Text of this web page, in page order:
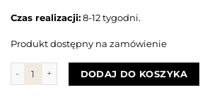
Czas realizacji:8-12 tygodni.
Produkt dostępny na zamówienie
ilość Szafka RTV Madera Manao 278 oceanic
DODAJ DO KOSZYKA